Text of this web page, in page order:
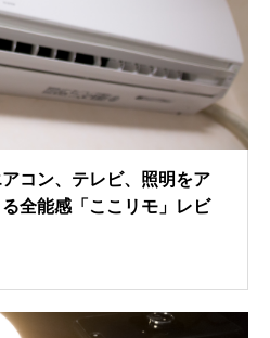
コン、テレビ、照明をア
全能感「ここリモ」レビ